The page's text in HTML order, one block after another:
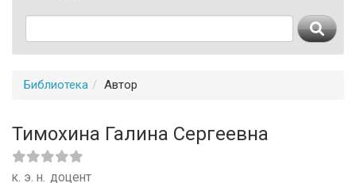
Библиотека Автор
Тимохина Галина Сергеевна
к. э. н. доцент